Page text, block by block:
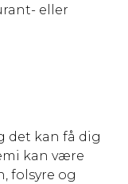
eller
kan få dig
kan være
folsyre og